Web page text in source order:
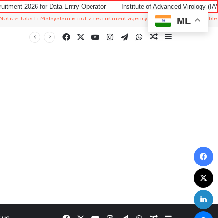
Entry Operator Institute of Advanced Virology (IAV) Notification
In Malayalam is not a recruitment agency. We just sharing available job in
Facebook YouTubeInstagramTelegramWhatsAppRandom Article
ML